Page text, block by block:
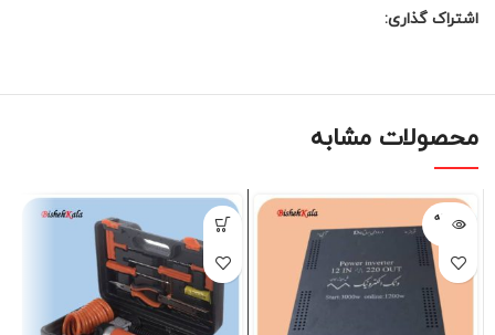
اشتراک گذاری:
محصولات مشابه
فروخته
شده